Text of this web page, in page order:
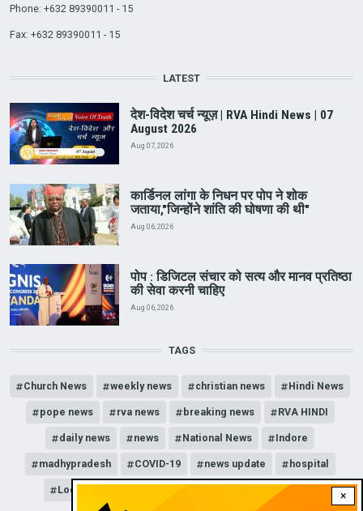
×
Phone: +632 89390011 - 15
Fax: +632 89390011 - 15
LATEST
देश-विदेश चर्च न्यूज़ | RVA Hindi News | 07
August 2026
Aug 07, 2026
कार्डिनल लांगा के निधन पर पोप ने शोक
जताया,"जिन्होंने शांति की घोषणा की थी"
Aug 06, 2026
पोप : डिजिटल संचार को सत्य और मानव प्रतिष्ठा
की सेवा करनी चाहिए
Aug 06, 2026
TAGS
Church News weekly news christian news Hindi News
pope news rva news breaking news RVA HINDI
daily news news National News Indore
madhypradesh COVID-19 news update hospital
Lockdown news channel